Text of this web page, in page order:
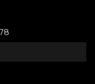
element de confort
geometrică și